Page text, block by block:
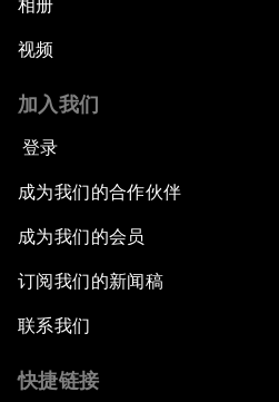
相册
视频
加入我们
登录
成为我们的合作伙伴
成为我们的会员
订阅我们的新闻稿
联系我们
快捷链接